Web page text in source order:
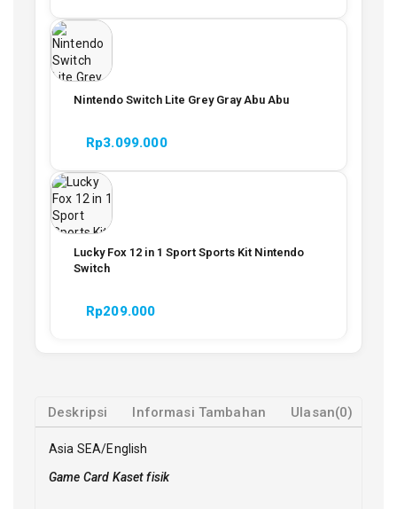
Nintendo Switch Lite Grey Gray Abu Abu
Rp3.099.000
Lucky Fox 12 in 1 Sport Sports Kit Nintendo
Switch
Rp209.000
Deskripsi Informasi Tambahan Ulasan(0)
Asia SEA/English
Game Card Kaset fisik